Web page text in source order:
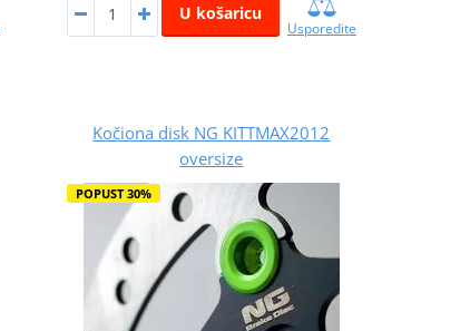
U košaricu
Usporedite
Kočiona disk NG KITTMAX2012
oversize
POPUST 30%